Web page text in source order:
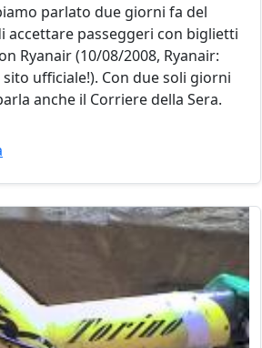
parlato due giorni fa del
accettare passeggeri con biglietti
Ryanair (10/08/2008, Ryanair:
ufficiale!). Con due soli giorni
anche il Corriere della Sera.